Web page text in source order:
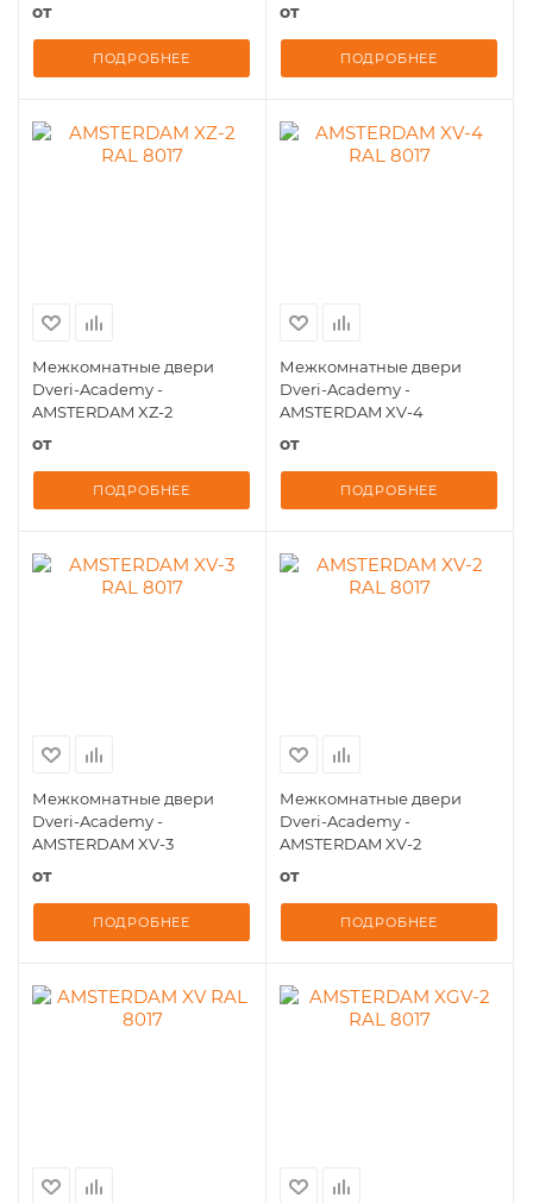
от
ПОДРОБНЕЕ
от
ПОДРОБНЕЕ
Межкомнатные двери
Dveri-Academy -
AMSTERDAM XZ-2
от
ПОДРОБНЕЕ
Межкомнатные двери
Dveri-Academy -
AMSTERDAM XV-4
от
ПОДРОБНЕЕ
Межкомнатные двери
Dveri-Academy -
AMSTERDAM XV-3
от
ПОДРОБНЕЕ
Межкомнатные двери
Dveri-Academy -
AMSTERDAM XV-2
от
ПОДРОБНЕЕ